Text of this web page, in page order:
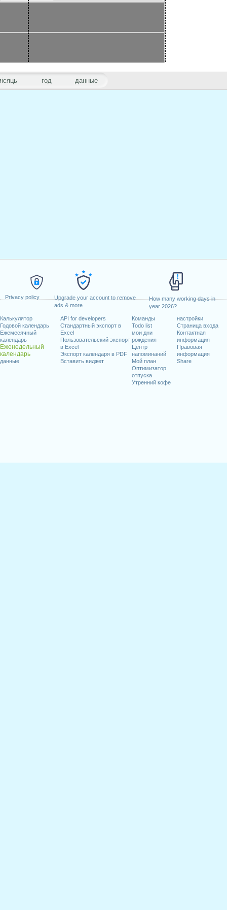
Privacy policy
Upgrade your account to remove
ads & more
How many working days in
year 2026?
Калькулятор
Годовой календарь
Ежемесячный
календарь
Еженедельный
календарь
данные
API for developers
Стандартный экспорт в
Excel
Пользовательский экспорт
в Excel
Экспорт календаря в PDF
Вставить виджет
Команды
Todo list
мои дни
рождения
Центр
напоминаний
Мой план
Оптимизатор
отпуска
Утренний кофе
настройки
Страница входа
Контактная
информация
Правовая
информация
Share
год данные